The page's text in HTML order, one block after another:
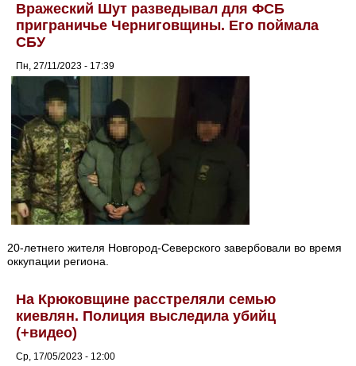
Вражеский Шут разведывал для ФСБ
приграничье Черниговщины. Его поймала
СБУ
Пн, 27/11/2023 - 17:39
20-летнего жителя Новгород-Северского завербовали во время
оккупации региона.
На Крюковщине расстреляли семью
киевлян. Полиция выследила убийц
(+видео)
Ср, 17/05/2023 - 12:00